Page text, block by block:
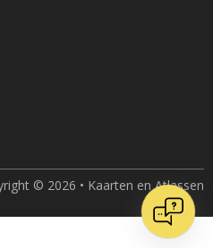
© 2026 • Kaarten en Atlassen